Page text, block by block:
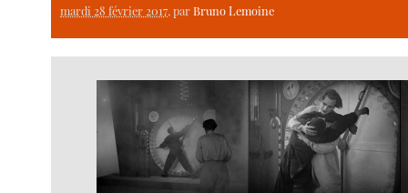
mardi 28 février 2017, parBruno Lemoine